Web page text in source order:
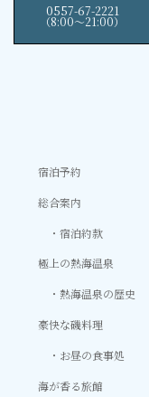
0557-67-2221
（8:00〜21:00）
宿泊予約
総合案内
宿泊約款
極上の熱海温泉
熱海温泉の歴史
豪快な磯料理
お昼の食事処
海が香る旅館